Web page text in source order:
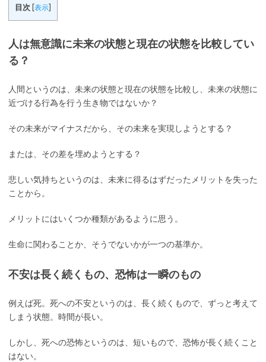
目次 表示
人は無意識に未来の状態と現在の状態を比較してい
る？
人間というのは、未来の状態と現在の状態を比較し、未来の状態に
近づける行為を行う生き物ではないか？
その未来がマイナスだから、その未来を実現しようとする？
または、その差を埋めようとする？
悲しい気持ちというのは、未来に得るはずだったメリットを失った
ことから。
メリットにはいくつか種類があるように思う。
生命に関わることか、そうでないかが一つの基準か。
不安は長く続くもの、恐怖は一瞬のもの
例えば死。死への不安というのは、長く続くもので、ずっと考えて
しまう状態。時間が長い。
しかし、死への恐怖というのは、短いもので、恐怖が長く続くこと
はない。